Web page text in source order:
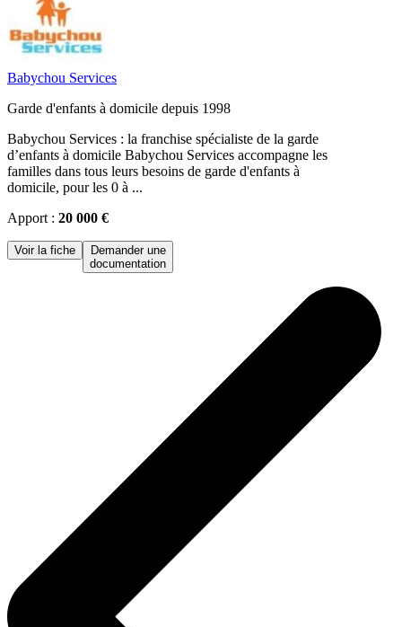
Babychou Services
Garde d'enfants à domicile depuis 1998
Babychou Services : la franchise spécialiste de la garde
d’enfants à domicile Babychou Services accompagne les
familles dans tous leurs besoins de garde d'enfants à
domicile, pour les 0 à ...
Apport : 20 000 €
Voir la fiche
Demander une
documentation